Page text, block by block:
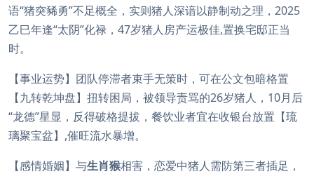
语“猪突豨勇”不足概全，实则猪人深谙以静制动之理，2025
乙巳年逢“太阴”化禄，47岁猪人房产运极佳,置换宅邸正当
时。
【事业运势】团队停滞者束手无策时，可在公文包暗格置
【九转乾坤盘】扭转困局，被领导责骂的26岁猪人，10月后
“龙德”星显，反得破格提拔，餐饮业者宜在收银台放置【琉
璃聚宝盆】,催旺流水暴增。
【感情婚姻】与生肖猴相害，恋爱中猪人需防第三者插足，